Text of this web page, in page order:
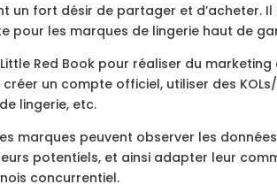
un fort désir de partager et d’acheter.
pour les marques de lingerie haut de
Red Book pour réaliser du
un compte officiel, utiliser des
lingerie, etc.
marques peuvent observer les
potentiels, et ainsi adapter leur
concurrentiel.